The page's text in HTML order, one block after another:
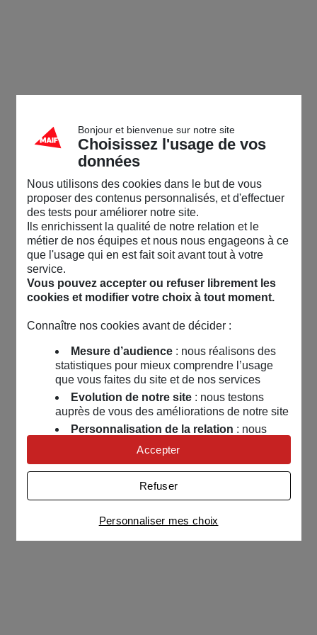
Bonjour et bienvenue sur notre site
Choisissez l'usage de vos
données
Nous utilisons des cookies dans le but de vous
proposer des contenus personnalisés, et d'effectuer
des tests pour améliorer notre site.
Ils enrichissent la qualité de notre relation et le
métier de nos équipes et nous nous engageons à ce
que l'usage qui en est fait soit avant tout à votre
service.
Vous pouvez accepter ou refuser librement les
cookies et modifier votre choix à tout moment.
Connaître nos cookies avant de décider :
Mesure d’audience: nous réalisons des
statistiques pour mieux comprendre l’usage
que vous faites du site et de nos services
Evolution de notre site: nous testons
auprès de vous des améliorations de notre site
Personnalisation de la relation : nous
nous servons de cookies pour adapter nos
contenus et personnaliser nos offres
Univers publicitaire: nous utilisons avec
nos partenaires des cookies pour afficher des
publicités personnalisées
Connaître notre politique cookies et la liste de nos
partenaires
Personnaliser mes choix
Refuser
Accepter